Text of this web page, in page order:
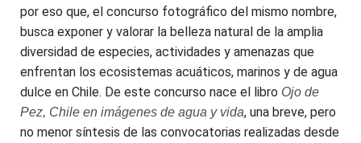
por eso que, el concurso fotográfico del mismo nombre,
busca exponer y valorar la belleza natural de la amplia
diversidad de especies, actividades y amenazas que
enfrentan los ecosistemas acuáticos, marinos y de agua
dulce en Chile. De este concurso nace el libro Ojo de
Pez, Chile en imágenes de agua y vida, una breve, pero
no menor síntesis de las convocatorias realizadas desde